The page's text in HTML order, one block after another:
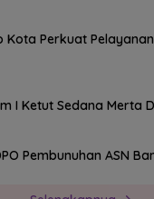
Kota Perkuat
I Ketut Sedana Merta
Pembunuhan ASN